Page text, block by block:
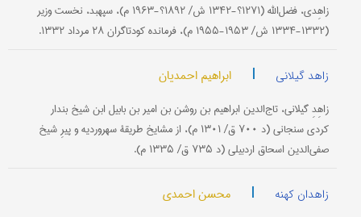
زاهِدی، فضل‌الله (۱۲۷۱؟-۱۳۴۲ ش/ ۱۸۹۲؟-۱۹۶۳ م)، سپهبد، نخست وزیر
(۱۳۳۲-۱۳۳۴ ش/ ۱۹۵۳-۱۹۵۵ م)، فرمانده کودتاگران ۲۸ مرداد ۱۳۳۲.
زاهد گیلانی | ابراهیم احمدیان
زاهِدِ گیلانی، تاج‌الدین ابراهیم بن روشن بن امیر بن بابیل ابن شیخ بندار
کردی سنجانی (د ۷۰۰ ق/ ۱۳۰۱ م)، از مشایخ طریقۀ سهروردیه و پیرِ شیخ
صفی‌الدین اسحاق اردبیلی (د ۷۳۵ ق/ ۱۳۳۵ م).
زاهدان کهنه | محسن احمدی